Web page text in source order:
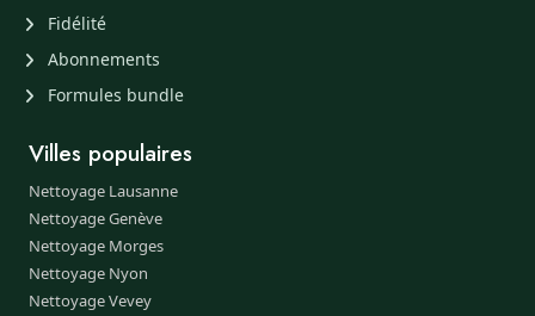
Fidélité
Abonnements
Formules bundle
Villes populaires
Nettoyage Lausanne
Nettoyage Genève
Nettoyage Morges
Nettoyage Nyon
Nettoyage Vevey